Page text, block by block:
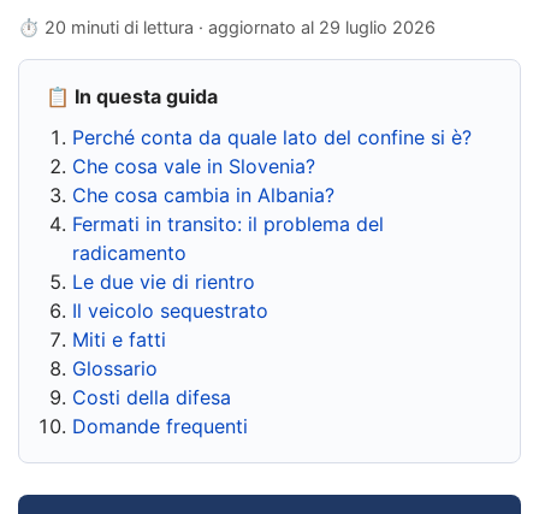
⏱ 20 minuti di lettura · aggiornato al 29 luglio 2026
📋 In questa guida
Perché conta da quale lato del confine si è?
Che cosa vale in Slovenia?
Che cosa cambia in Albania?
Fermati in transito: il problema del
radicamento
Le due vie di rientro
Il veicolo sequestrato
Miti e fatti
Glossario
Costi della difesa
Domande frequenti